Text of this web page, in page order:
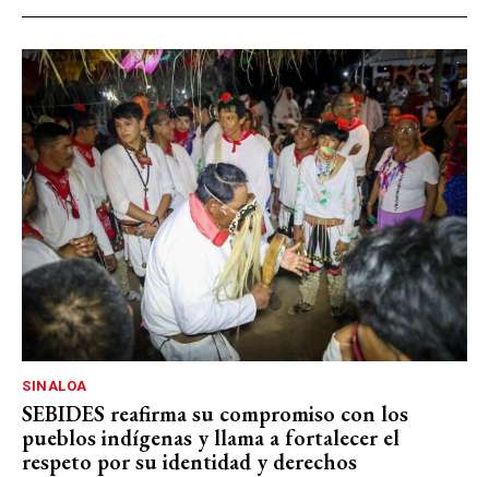
SINALOA
SEBIDES reafirma su compromiso con los
pueblos indígenas y llama a fortalecer el
respeto por su identidad y derechos